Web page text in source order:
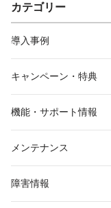
カテゴリー
導入事例
キャンペーン・特典
機能・サポート情報
メンテナンス
障害情報